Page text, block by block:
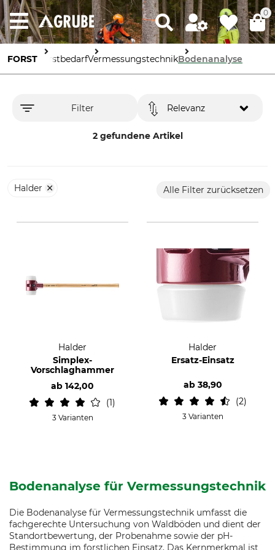
0
FORST ForstbedarfVermessungstechnikBodenanalyse
Filter
2 gefundene Artikel
Relevanz
Halder Alle Filter zurücksetzen
Halder
Simplex-
Vorschlaghammer
ab 142,00
1
3 Varianten
Halder
Ersatz-Einsatz
ab 38,90
2
3 Varianten
Bodenanalyse für Vermessungstechnik
Die Bodenanalyse für Vermessungstechnik umfasst die
fachgerechte Untersuchung von Waldböden und dient der
Standortbewertung, der Probenahme sowie der pH-
Bestimmung im forstlichen Einsatz. Das Kernmerkmal ist